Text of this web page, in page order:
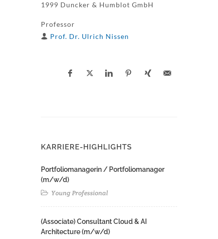
1999 Duncker & Humblot GmbH
Professor
Prof. Dr. Ulrich Nissen
KARRIERE-HIGHLIGHTS
Portfoliomanagerin / Portfoliomanager
(m/w/d)
Young Professional
(Associate) Consultant Cloud & AI
Architecture (m/w/d)​ ​